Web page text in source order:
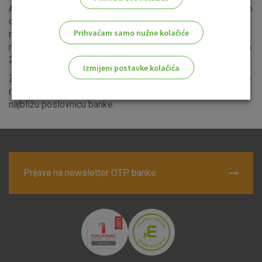
Ako se ne slažete s bilo kojom od ovih izmjena, imate pravo
otkazati ugovor i/ili povezani proizvod bez otkaznog roka i
naknade. To je potrebno napraviti najkasnije jedan dan prije
nego što ove izmjene stupe na snagu, odnosno do 30. lipnja
2026.
Za dodatna pitanja ili informacije, slobodno nas kontaktirajte
na besplatni info telefon 0800 21 00 21 ili se javite u
najbližu poslovnicu banke.
Prijava na newsletter OTP banke
Prihvaćam samo nužne kolačiće
Izmijeni postavke kolačića
Prihvaćam upotrebu navedenih kolačića